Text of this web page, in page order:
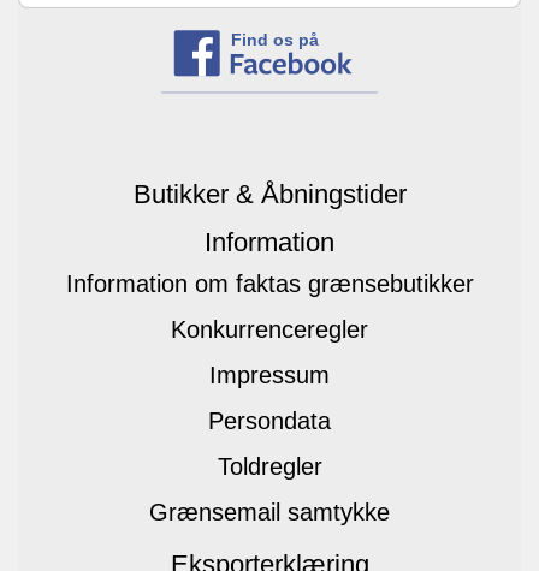
Find os på
Butikker & Åbningstider
Information
Information om faktas grænsebutikker
Konkurrenceregler
Impressum
Persondata
Toldregler
Grænsemail samtykke
Eksporterklæring